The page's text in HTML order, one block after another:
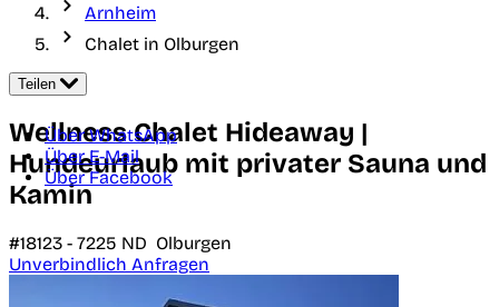
Arnheim
Chalet in Olburgen
Teilen
Über WhatsApp
Über E-Mail
Über Facebook
Wellness Chalet Hideaway |
Hundeurlaub mit privater Sauna und
Kamin
#18123 - 7225 ND Olburgen
Unverbindlich Anfragen